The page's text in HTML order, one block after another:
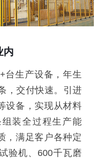
内
台生产设备，年生
，交付快速。引进
设备，实现从材料
装全过程生产能
，满足客户各种定
验机、600千瓦磨